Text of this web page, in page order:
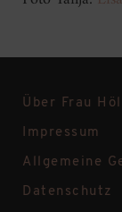
Über Frau
Impressum
Allgemeine
Datenschutz